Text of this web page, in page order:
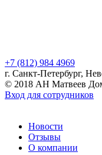
+7 (812) 984 4969
г. Санкт-Петербург,
© 2018 АН Матвеев
Вход для сотрудников
Новости
Отзывы
О компании